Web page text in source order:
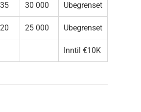
30 000 Ubegrenset
25 000 Ubegrenset
Inntil €10K